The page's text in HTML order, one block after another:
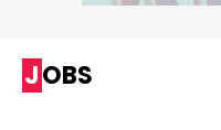
JOBS